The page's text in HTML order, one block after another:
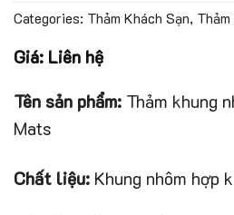
Categories: Thảm Khách Sạn, Thảm
Giá: Liên hệ
Tên sản phẩm: Thảm khung
Mats
Chất liệu: Khung nhôm hợp